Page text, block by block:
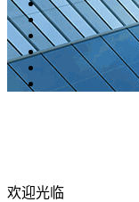
欢迎光临